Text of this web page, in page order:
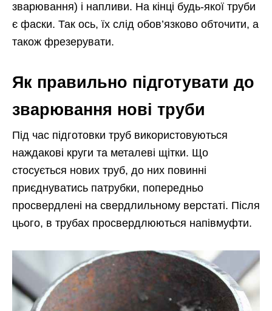
зварювання) і напливи. На кінці будь-якої труби
є фаски. Так ось, їх слід обов’язково обточити, а
також фрезерувати.
Як правильно підготувати до
зварювання нові труби
Під час підготовки труб використовуються
наждакові круги та металеві щітки. Що
стосується нових труб, до них повинні
приєднуватись патрубки, попередньо
просвердлені на свердлильному верстаті. Після
цього, в трубах просвердлюються напівмуфти.